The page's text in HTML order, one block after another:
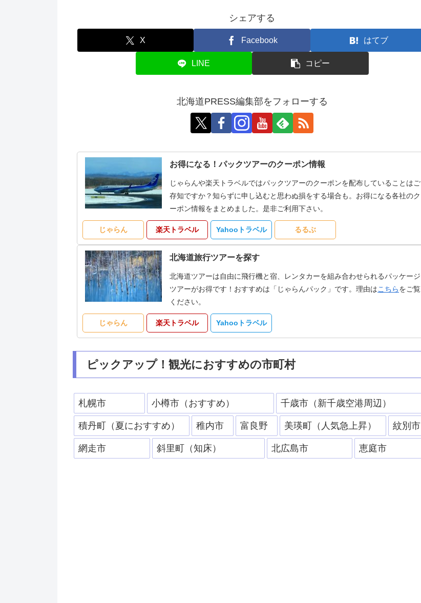
シェアする
X Facebook はてブ
LINE コピー
北海道PRESS編集部をフォローする
お得になる！パックツアーのクーポン情報
じゃらんや楽天トラベルではパックツアーのクーポンを配布していることはご
存知ですか？知らずに申し込むと思わぬ損をする場合も。お得になる各社のク
ーポン情報をまとめました。是非ご利用下さい。
じゃらん 楽天トラベル Yahooトラベル るるぶ
北海道旅行ツアーを探す
北海道ツアーは自由に飛行機と宿、レンタカーを組み合わせられるパッケージ
ツアーがお得です！おすすめは「じゃらんパック」です。理由はこちらをご覧
ください。
じゃらん 楽天トラベル Yahooトラベル
ピックアップ！観光におすすめの市町村
札幌市 小樽市（おすすめ） 千歳市（新千歳空港周辺）
積丹町（夏におすすめ） 稚内市 富良野 美瑛町（人気急上昇） 紋別市
網走市 斜里町（知床） 北広島市 恵庭市